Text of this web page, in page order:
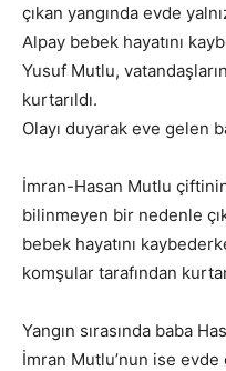
çıkan yangında evde
Alpay bebek hayatını
Yusuf Mutlu,
kurtarıldı.
Olayı duyarak eve gelen
İmran-Hasan Mutlu
bilinmeyen bir nedenle
bebek hayatını
komşular tarafından
Yangın sırasında baba
İmran Mutlu’nun ise evde